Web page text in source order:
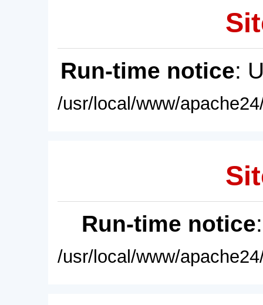
Run-time notice:
/usr/local/www/
Run-time notice
/usr/local/www/